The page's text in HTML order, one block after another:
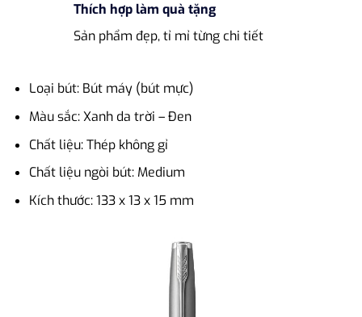
Thích hợp làm quà tặng
Sản phẩm đẹp, tỉ mỉ từng chi tiết
Loại bút: Bút máy (bút mực)
Màu sắc: Xanh da trời – Đen
Chất liệu: Thép không gỉ
Chất liệu ngòi bút: Medium
Kích thước: 133 x 13 x 15 mm